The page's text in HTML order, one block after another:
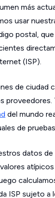
más
usar
postal,
(ISP).
de ciudad
del mundo
de
datos
ISP sujeto a